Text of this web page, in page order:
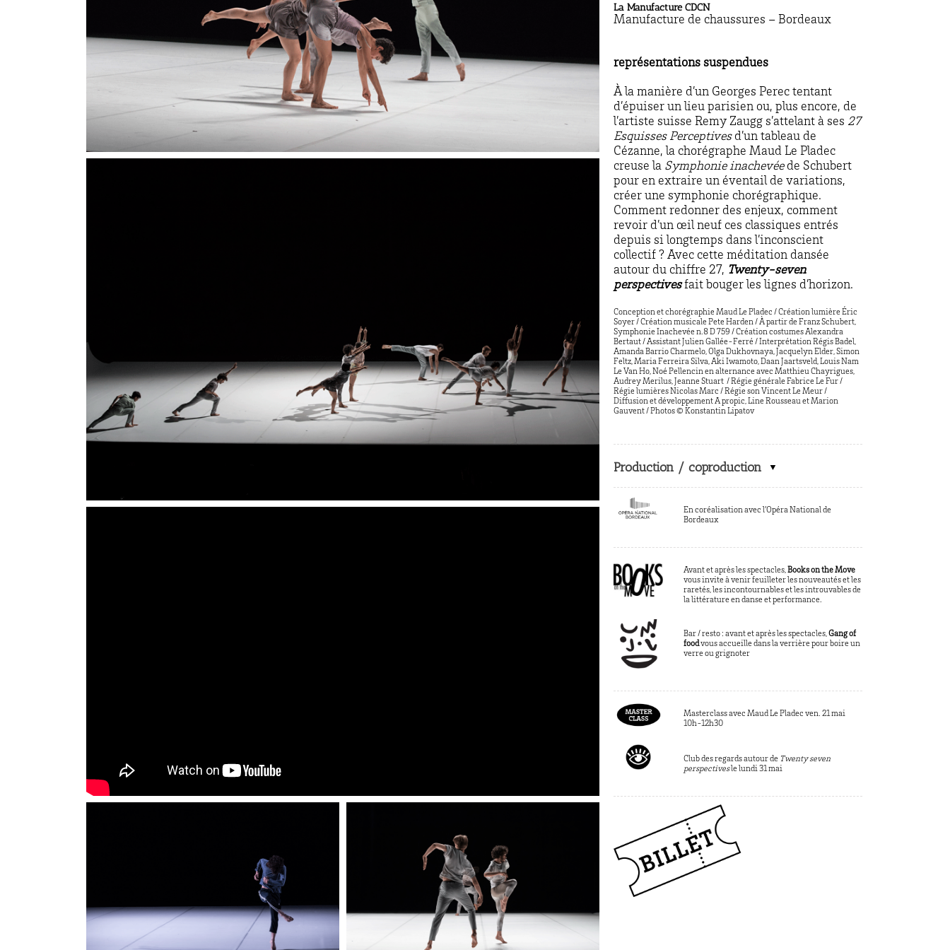
La Manufacture CDCN
Manufacture de chaussures – Bordeaux
représentations suspendues
À la manière d’un Georges Perec tentant
d’épuiser un lieu parisien ou, plus encore, de
l’artiste suisse Remy Zaugg s’attelant à ses 27
Esquisses Perceptivesd’un tableau de
Cézanne, la chorégraphe Maud Le Pladec
creuse la Symphonie inachevéede Schubert
pour en extraire un éventail de variations,
créer une symphonie chorégraphique.
Comment redonner des enjeux, comment
revoir d’un œil neuf ces classiques entrés
depuis si longtemps dans l’inconscient
collectif ? Avec cette méditation dansée
autour du chiffre 27, Twenty-seven
perspectivesfait bouger les lignes d’horizon.
Conception et chorégraphie Maud Le Pladec / Création lumière Éric
Soyer / Création musicale Pete Harden / À partir de Franz Schubert,
Symphonie Inachevée n.8 D 759 / Création costumes Alexandra
Bertaut / Assistant Julien Gallée-Ferré / Interprétation Régis Badel,
Amanda Barrio Charmelo, Olga Dukhovnaya, Jacquelyn Elder, Simon
Feltz, Maria Ferreira Silva, Aki Iwamoto, Daan Jaartsveld, Louis Nam
Le Van Ho, Noé Pellencin en alternance avec Matthieu Chayrigues,
Audrey Merilus, Jeanne Stuart / Régie générale Fabrice Le Fur /
Régie lumières Nicolas Marc / Régie son Vincent Le Meur /
Diffusion et développement A propic, Line Rousseau et Marion
Gauvent /Photos© Konstantin Lipatov
Production / coproduction
En coréalisation avec l’Opéra National de
Bordeaux
Avant et après les spectacles,Books on the Move
vous invite à venir feuilleter les nouveautés et les
raretés, les incontournables et les introuvables de
la littérature en danse et performance.
Bar / resto : avant et après les spectacles,Gang of
foodvous accueille dans la verrière pour boire un
verre ou grignoter
Masterclass avec Maud Le Pladec ven. 21 mai
10h-12h30
Club des regards autour de Twenty seven
perspectivesle lundi 31 mai